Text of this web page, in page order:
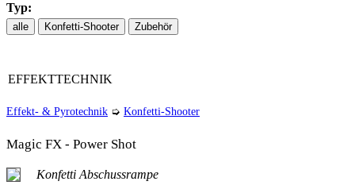
Faktor: 1x 1,5x
Typ:
EFFEKTTECHNIK
Effekt- & Pyrotechnik ➭ Konfetti-Shooter
Magic FX - Power Shot
Konfetti Abschussrampe